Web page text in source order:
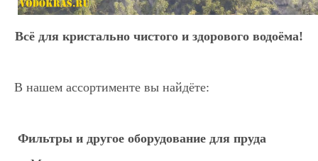
Всё для кристально чистого и здорового водоёма!
В нашем ассортименте вы найдёте:
Фильтры и другое оборудование для пруда